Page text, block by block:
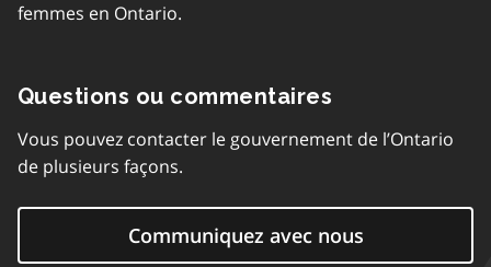
femmes en Ontario.
Questions ou commentaires
Vous pouvez contacter le gouvernement de l’Ontario
de plusieurs façons.
Communiquez avec nous